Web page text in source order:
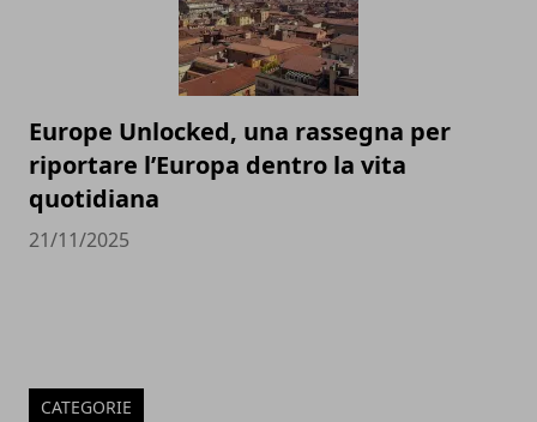
Europe Unlocked, una rassegna per
riportare l’Europa dentro la vita
quotidiana
21/11/2025
CATEGORIE